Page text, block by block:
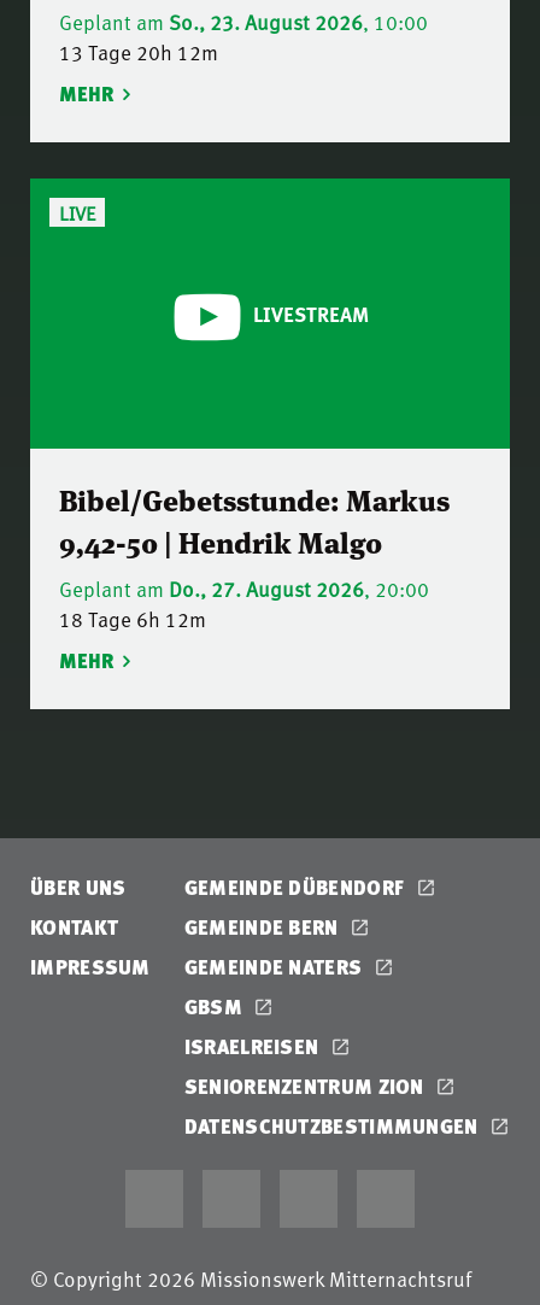
Geplant am So., 23. August 2026, 10:00
13 Tage 20h 12m
MEHR
LIVE
LIVESTREAM
Bibel/Gebetsstunde: Markus
9,42-50 | Hendrik Malgo
Geplant am Do., 27. August 2026, 20:00
18 Tage 6h 12m
MEHR
ÜBER UNS
KONTAKT
IMPRESSUM
GEMEINDE DÜBENDORF
GEMEINDE BERN
GEMEINDE NATERS
GBSM
ISRAELREISEN
SENIORENZENTRUM ZION
DATENSCHUTZBESTIMMUNGEN
© Copyright 2026 Missionswerk Mitternachtsruf